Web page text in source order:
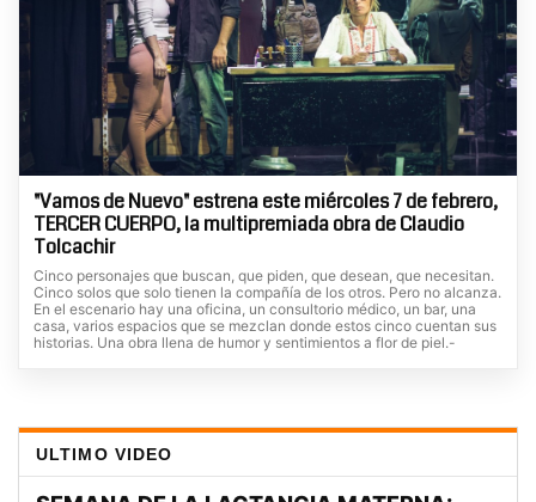
"Vamos de Nuevo" estrena este miércoles 7 de febrero,
TERCER CUERPO, la multipremiada obra de Claudio
Tolcachir
Cinco personajes que buscan, que piden, que desean, que necesitan.
Cinco solos que solo tienen la compañía de los otros. Pero no alcanza.
En el escenario hay una oficina, un consultorio médico, un bar, una
casa, varios espacios que se mezclan donde estos cinco cuentan sus
historias. Una obra llena de humor y sentimientos a flor de piel.-
ULTIMO VIDEO